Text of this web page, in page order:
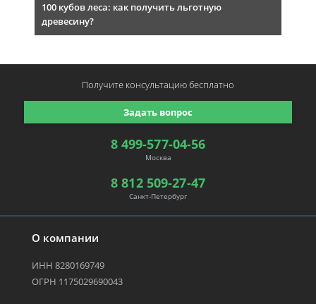
100 кубов леса: как получить льготную
древесину?
О компании
ИНН 8280169749
ОГРН 1175029690043
8 499-577-04-56
Москва
8 812 509-27-47
Санкт-Петербург
Задать вопрос
Получите консультациюбесплатно